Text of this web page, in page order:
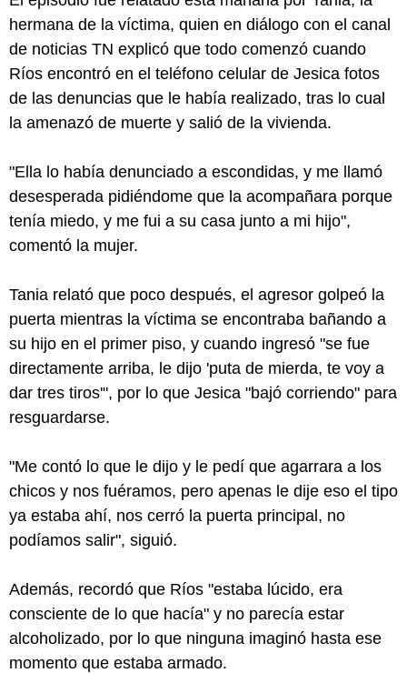
hermana de la víctima, quien en diálogo con el canal
de noticias TN explicó que todo comenzó cuando
Ríos encontró en el teléfono celular de Jesica fotos
de las denuncias que le había realizado, tras lo cual
la amenazó de muerte y salió de la vivienda.
"Ella lo había denunciado a escondidas, y me llamó
desesperada pidiéndome que la acompañara porque
tenía miedo, y me fui a su casa junto a mi hijo",
comentó la mujer.
Tania relató que poco después, el agresor golpeó la
puerta mientras la víctima se encontraba bañando a
su hijo en el primer piso, y cuando ingresó "se fue
directamente arriba, le dijo 'puta de mierda, te voy a
dar tres tiros'", por lo que Jesica "bajó corriendo" para
resguardarse.
"Me contó lo que le dijo y le pedí que agarrara a los
chicos y nos fuéramos, pero apenas le dije eso el tipo
ya estaba ahí, nos cerró la puerta principal, no
podíamos salir", siguió.
Además, recordó que Ríos "estaba lúcido, era
consciente de lo que hacía" y no parecía estar
alcoholizado, por lo que ninguna imaginó hasta ese
momento que estaba armado.